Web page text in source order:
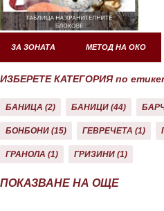
ЗА ЗОНАТА МЕТОД НА ОКО
ИЗБЕРЕТЕ КАТЕГОРИЯ по
БАНИЦА 2 БАНИЦИ 44
БОНБОНИ 15 ГЕВРЕЧЕТА 1
ГРАНОЛА 1 ГРИЗИНИ 1
ДЕСЕРТИ 10 ДОМАШНО
ПОКАЗВАНЕ НА ОЩЕ